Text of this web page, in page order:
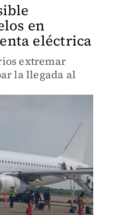
en
eléctrica
extremar
la llegada al